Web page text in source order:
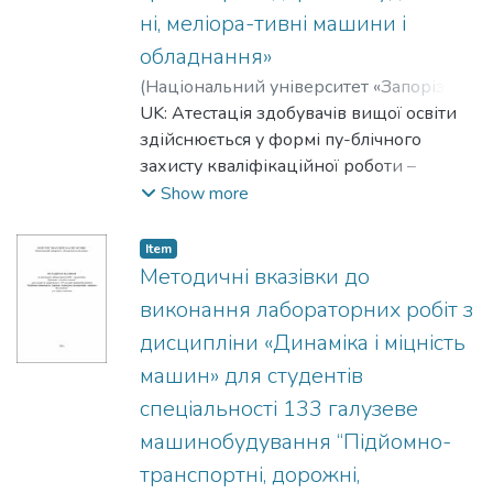
all designs and methods used to calculate
parts and mechanisms.
Therefore, these guidelines recommend the
use of the most general principles for
calculating and designing individual
components of lifting and transport device
mechanisms.
ні, меліора-тивні машини і
обладнання»
(Національний університет «Запорізька
політехніка»,2025)Мартовицький,
Леонід Максимович;Martovytskyi,
Leonid;Фролов, Роман Олександрович
Frolov, Roman
Сергійович
UK: Атестація здобувачів вищої освіти
здійснюється у формі пу-блічного
захисту кваліфікаційної роботи –
освітня компонента ОК38
(дипломування)“.
Кваліфікаційна робота – випускна
дипломна робота бакалав-ра (далі –
бакалаврська робота, дипломний
проєкт (ДП) або дип-ломна робота) –
самостійна робота студента. Розробка
дипломної роботи здійснюється на
матеріалах виробничої бази діючих
підп-риємств. Тематика дипломної
роботи може бути також орієнтова-на
Show more
Item
Методичні вказівки до
виконання лабораторних робіт з
дисципліни «Динаміка і міцність
машин» для студентів
спеціальності 133 галузеве
машинобудування “Підйомно-
транспортні, дорожні,